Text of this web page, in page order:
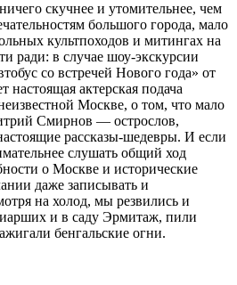
скучнее и утомительнее, чем
большого города, мало
культпоходов и митингах на
ради: в случае шоу-экскурсии
со встречей Нового года» от
актерская подача
Москве, о том, что мало
Смирнов — острослов,
рассказы-шедевры. И если
слушать общий ход
о Москве и исторические
даже записывать и
на холод, мы резвились и
и в саду Эрмитаж, пили
бенгальские огни.